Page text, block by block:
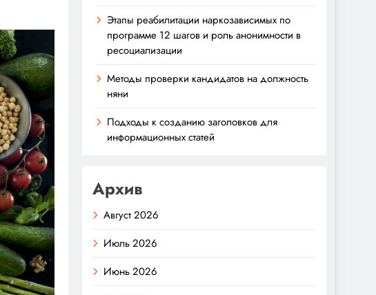
Этапы реабилитации наркозависимых по
программе 12 шагов и роль анонимности в
ресоциализации
Методы проверки кандидатов на должность
няни
Подходы к созданию заголовков для
информационных статей
Архив
Август 2026
Июль 2026
Июнь 2026